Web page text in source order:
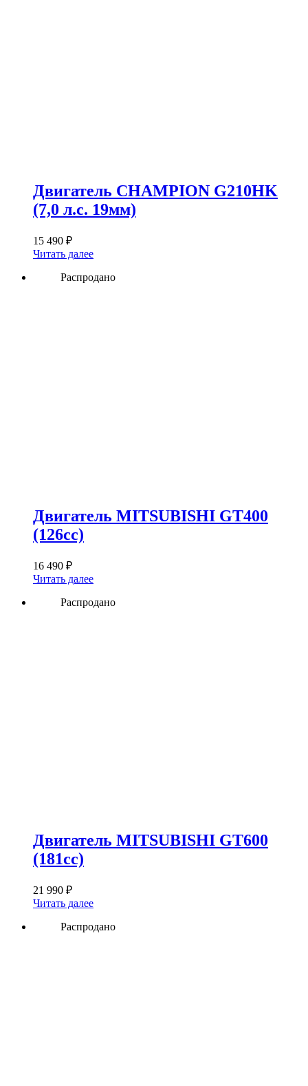
Двигатель CHAMPION G210HK
(7,0 л.с. 19мм)
15 490 ₽
Читать далее
Распродано
Двигатель MITSUBISHI GT400
(126сс)
16 490 ₽
Читать далее
Распродано
Двигатель MITSUBISHI GT600
(181сс)
21 990 ₽
Читать далее
Распродано